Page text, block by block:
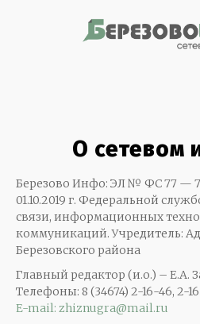
О сетевом
Березово Инфо: ЭЛ № ФС 77 —
01.10.2019 г. Федеральной
связи, информационных
коммуникаций. Учредитель:
Березовского района
Главный редактор (и.о.) – Е.А.
Телефоны: 8 (34674) 2-16-46, 2-
E-mail: zhiznugra@mail.ru